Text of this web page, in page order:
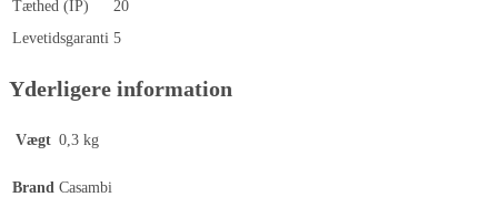
Tæthed (IP)
20
Levetidsgaranti 5
Yderligere information
Vægt 0,3 kg
Brand Casambi